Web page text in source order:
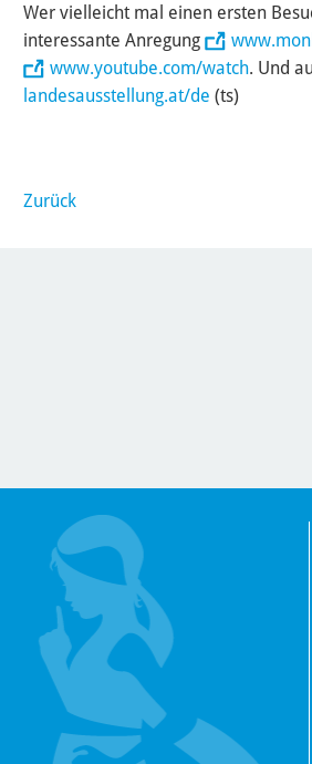
Wer vielleicht mal einen ersten
interessante Anregung
www.youtube.com/watch. Und
landesausstellung.at/de (ts)
Zurück